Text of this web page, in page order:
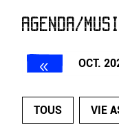
AGENDA/
OCT.
TOUS VIE